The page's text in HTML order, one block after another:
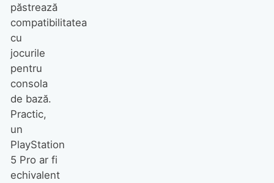
păstrează
compatibilitatea
cu
jocurile
pentru
consola
de bază.
Practic,
un
PlayStation
5 Pro ar fi
echivalent